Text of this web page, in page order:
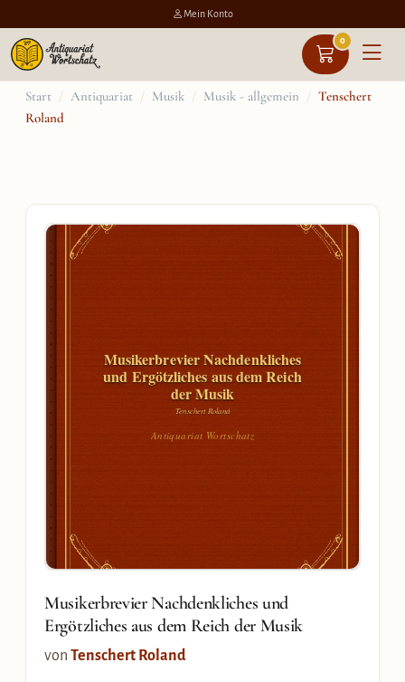
Mein Konto
0
Zum
Inhalt
Start / Antiquariat / Musik / Musik - allgemein / Tenschert
Roland
Musikerbrevier Nachdenkliches
und Ergötzliches aus dem Reich
der Musik
Tenschert Roland
Antiquariat Wortschatz
Musikerbrevier Nachdenkliches und
Ergötzliches aus dem Reich der Musik
von Tenschert Roland